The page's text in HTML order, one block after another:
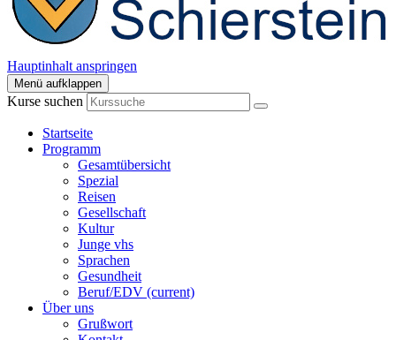
Hauptinhalt anspringen
Menü aufklappen
Kurse suchen
Startseite
Programm
Gesamtübersicht
Spezial
Reisen
Gesellschaft
Kultur
Junge vhs
Sprachen
Gesundheit
Beruf/EDV (current)
Über uns
Grußwort